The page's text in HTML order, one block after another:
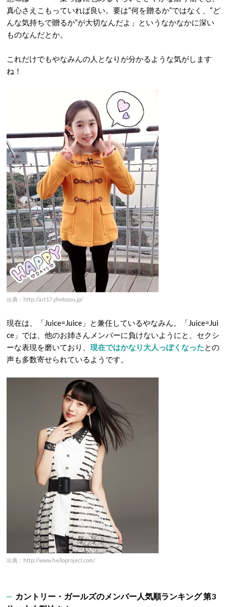
真心さえこもっていれば良い。要は“何を贈るか”ではなく、“ど
んな気持ちで贈るか”が大切なんだよ」というなかなかに深い
ものなんだとか。
これだけでもやなみんの人となりが分かるような気がします
ね！
出典：http://art17.photozou.jp/
現在は、「Juice=Juice」と兼任しているやなみん。「Juice=Jui
ce」では、他のお姉さんメンバーに負けないようにと、セクシ
ーな表現を磨いており、 現在ではかなり大人っぽくなったとの
声も多数寄せられているようです。
出典：http://www.helloproject.com/
カントリー・ガールズのメンバー人気順ランキング 第3